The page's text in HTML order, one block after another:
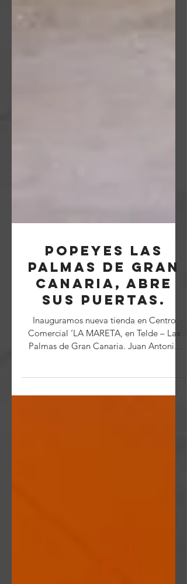
POPEYES Las
Palmas de Gran
Canaria, abre
sus puertas.
Inauguramos nueva tienda en Centro
Comercial ‘LA MARETA, en Telde – Las
Peña Medina, alcalde del...